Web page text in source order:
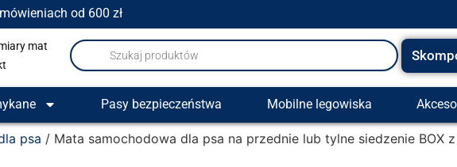
od 600 zł
mat
Pasy bezpieczeństwa Mobilne legowiska
psa / Mata samochodowa dla psa na przednie lub tylne siedzenie BOX